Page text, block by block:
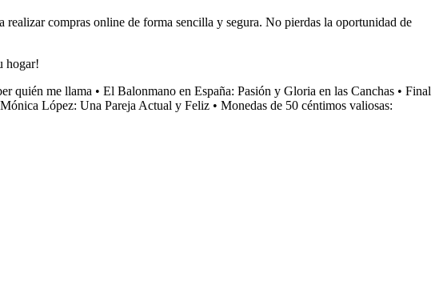
compras online de forma sencilla y segura. No pierdas la oportunidad de
hogar!
quién me llama • El Balonmano en España: Pasión y Gloria en las Canchas • Final
López: Una Pareja Actual y Feliz • Monedas de 50 céntimos valiosas: